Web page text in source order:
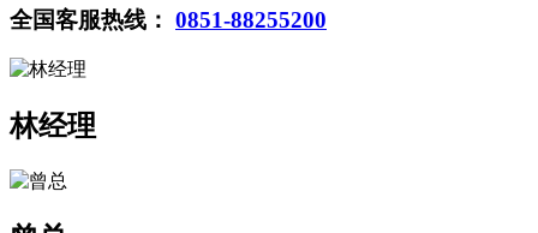
全国客服热线： 0851-88255200
林经理